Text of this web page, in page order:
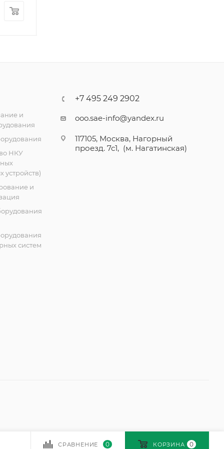
и
НКУ
устройств)
и
систем
+7 495 249 2902
ooo.sae-info@yandex.ru
117105, Москва, Нагорный
проезд. 7с1, (м. Нагатинская)
СРАВНЕНИЕ 0 КОРЗИНА 0